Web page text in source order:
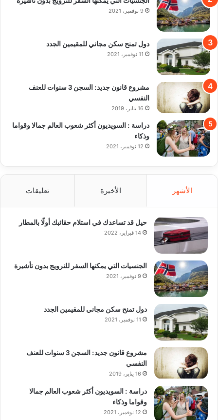
9 نوفمبر، 2021
دول تمنح سكن مجاني للمقيمين الجدد
11 نوفمبر، 2021
مشروع قانون جديد: السجن 3 سنوات للعنف
النفسي
16 يناير، 2019
دراسة : السويديون أكثر شعوب العالم جمالا وقواما
وذكاء
12 نوفمبر، 2021
الأشهر الأخيرة تعليقات
حيل قد تساعدك في استلام حقائبك أولًا بالمطار
14 فبراير، 2022
الجنسيات التي يمكنها السفر للنرويج بدون تأشيرة
9 نوفمبر، 2021
دول تمنح سكن مجاني للمقيمين الجدد
11 نوفمبر، 2021
مشروع قانون جديد: السجن 3 سنوات للعنف
النفسي
16 يناير، 2019
دراسة : السويديون أكثر شعوب العالم جمالا
وقواما وذكاء
12 نوفمبر، 2021